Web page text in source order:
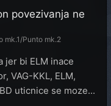
povezivanja ne
mk.1/Punto mk.2
jer bi ELM inace
VAG-KKL, ELM,
uticnice se moze...